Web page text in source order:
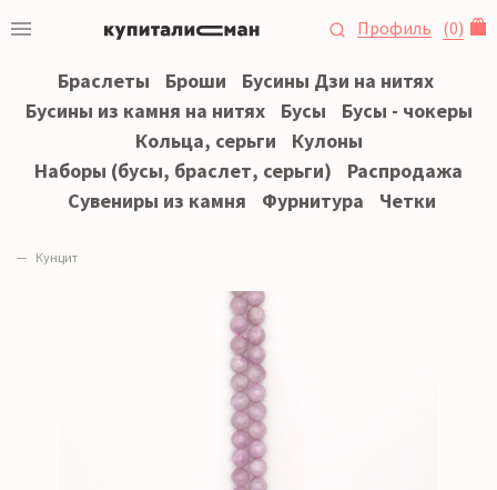
Профиль (0)
Браслеты Броши
Бусины Дзи на нитях
Бусины из камня на нитях
Бусы
Бусы - чокеры
Кольца, серьги
Кулоны
Наборы (бусы, браслет, серьги)
Распродажа
Сувениры из камня
Фурнитура Четки
Кунцит